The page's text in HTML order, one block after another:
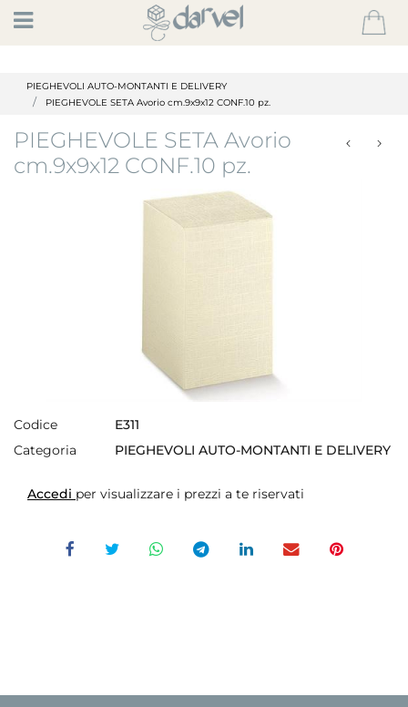
Open
PIEGHEVOLI AUTO-MONTANTI E DELIVERY
PIEGHEVOLE SETA Avorio cm.9x9x12 CONF.10 pz.
PIEGHEVOLE SETA Avorio
cm.9x9x12 CONF.10 pz.
Codice
E311
Categoria
PIEGHEVOLI AUTO-MONTANTI E DELIVERY
Accedi per visualizzare i prezzi a te riservati